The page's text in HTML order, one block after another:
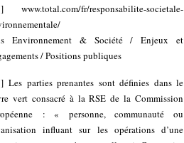
] www.total.com/fr/responsabilite-societale-
Environnement & Société / Enjeux et
/ Positions publiques
]Les parties prenantes sont définies dans le
vert consacré à la RSE de la Commission
: « personne, communauté ou
influant sur les opérations d’une